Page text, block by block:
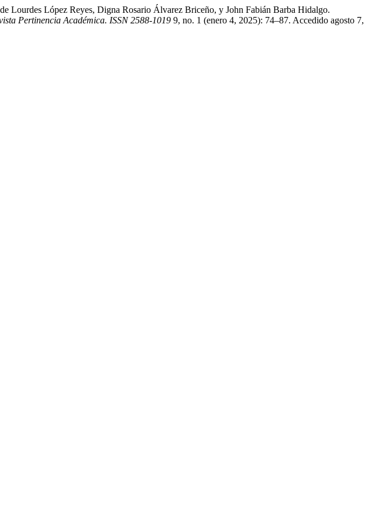
Lourdes López Reyes, Digna Rosario Álvarez Briceño, y John Fabián Barba Hidalgo.
Pertinencia Académica. ISSN 2588-1019 9, no. 1 (enero 4, 2025): 74–87. Accedido agosto 7,